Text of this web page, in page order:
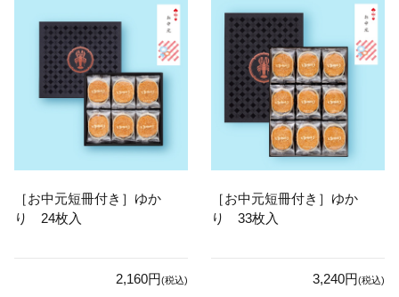
［お中元短冊付き］ゆか
り 24枚入
2,160円(税込)
［お中元短冊付き］ゆか
り 33枚入
3,240円(税込)